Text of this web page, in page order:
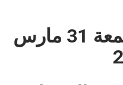
وظائف اهرام الجمعة 31 مارس